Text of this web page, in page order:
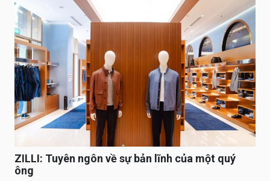
ZILLI: Tuyên ngôn về sự bản lĩnh của một quý
ông